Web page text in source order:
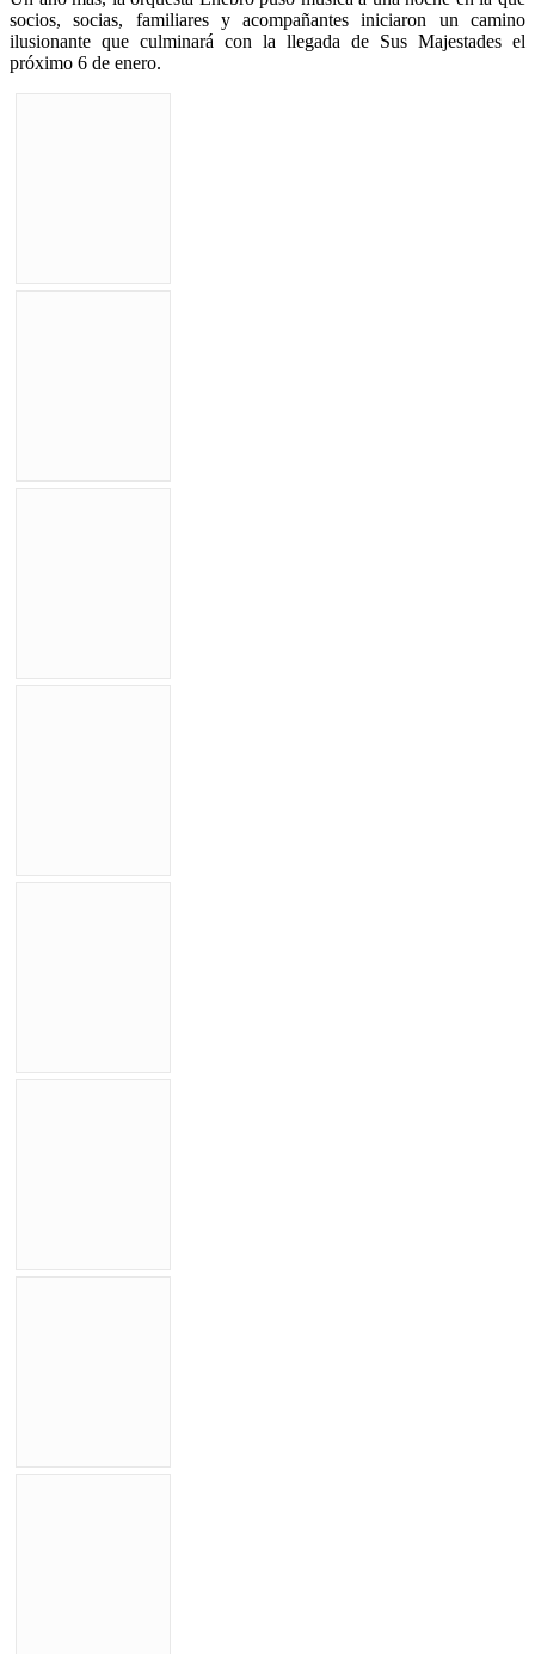
socios, socias, familiares y acompañantes iniciaron un camino
ilusionante que culminará con la llegada de Sus Majestades el
próximo 6 de enero.